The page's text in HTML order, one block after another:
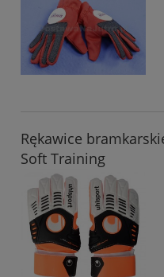
Rękawice
Soft Training